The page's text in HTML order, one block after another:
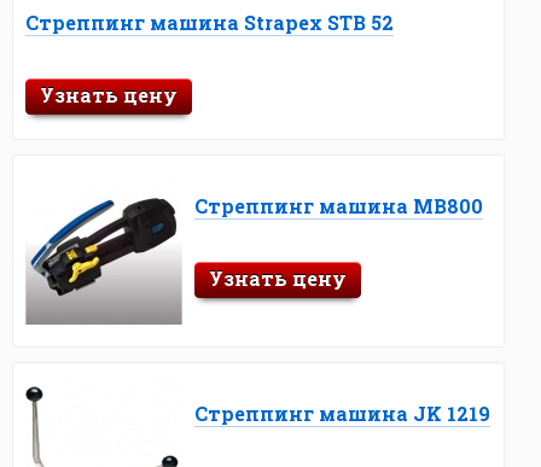
Стреппинг машина Strapex STB 52
Узнать цену
Стреппинг машина MB800
Узнать цену
Стреппинг машина JK 1219